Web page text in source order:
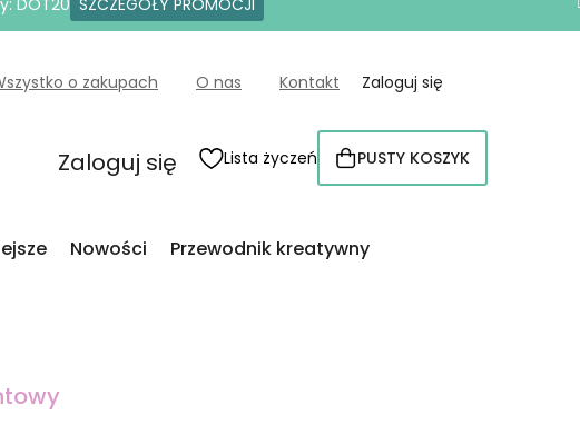
DOT20 SZCZEGÓŁY PROMOCJI
o zakupach O nas Kontakt Zaloguj się
Zaloguj się Lista życzeń KOSZYK
PUSTY KOSZYK
Nowości Przewodnik kreatywny